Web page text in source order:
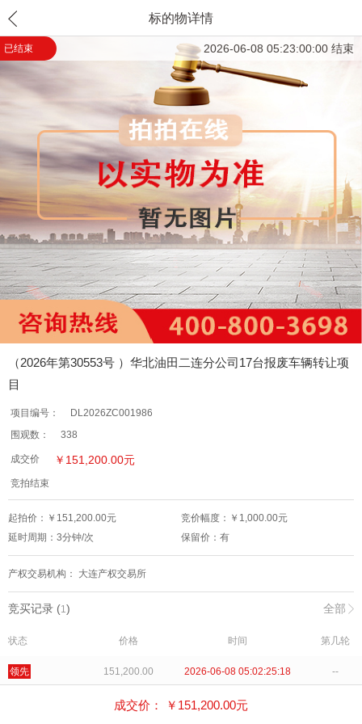
标的物详情
已结束 2026-06-08 05:23:00:00 结束
（2026年第30553号 ）华北油田二连分公司17台报废车辆转让项
目
项目编号：
DL2026ZC001986
围观数：
338
成交价 ￥ 151,200.00元
竞拍结束
起拍价：￥ 151,200.00元 竞价幅度：￥ 1,000.00元
延时周期： 3分钟/次 保留价： 有
产权交易机构： 大连产权交易所
竞买记录 (1) 全部
状态 价格 时间 第几轮
领先 151,200.00 2026-06-08 05:02:25:18 --
成交价： ￥ 151,200.00元